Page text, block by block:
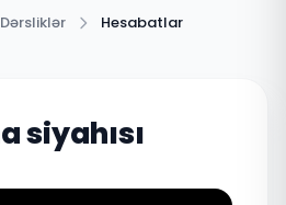
Hesabatlar
siyahısı